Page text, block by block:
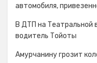
автомобиля,
В ДТП на Театральной
водитель Тойоты
Амурчанину грозит